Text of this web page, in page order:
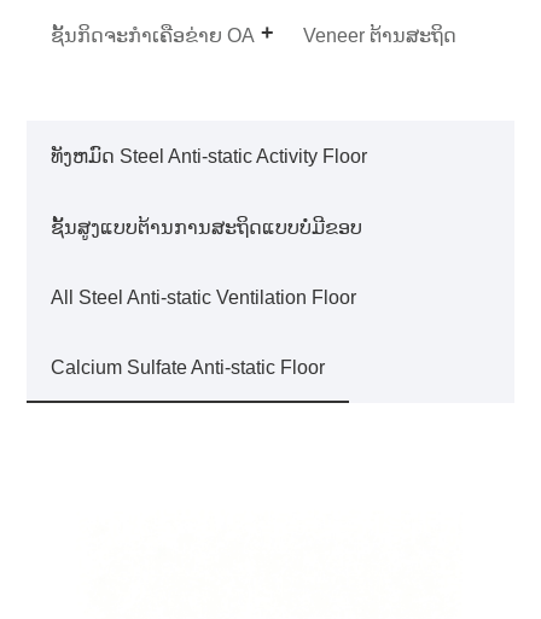
ຊັ້ນກິດຈະກໍາເຄືອຂ່າຍ OA Veneer ຕ້ານສະຖິດ
ທັງຫມົດ Steel Anti-static Activity Floor
ຊັ້ນສູງແບບຕ້ານການສະຖິດແບບບໍ່ມີຂອບ
All Steel Anti-static Ventilation Floor
Calcium Sulfate Anti-static Floor